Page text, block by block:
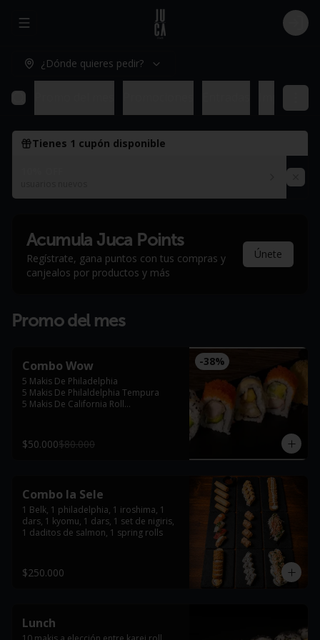
Abrir menu de navegación Login
¿Dónde quieres pedir?
Tienes 1 cupón disponible
Acumula Juca Points
Regístrate, gana puntos con tus compras y
canjealos por productos y más
Únete
Promo del mes
-38%
Combo Wow
5 Makis De Philadelphia
5 Makis De Philaldelphia Tempura
5 Makis De California Roll
$50.000$80.000
Combo la Sele
1 Belk, 1 philadelphia, 1 iroshima, 1
dars, 1 kyomu, 1 dars, 1 set de nigiris,
1 daditos de salmon, 1 spring rolls
$250.000
Lunch